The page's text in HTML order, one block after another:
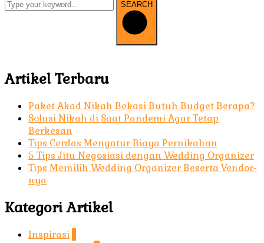
SEARCH
Artikel Terbaru
Paket Akad Nikah Bekasi Butuh Budget Berapa?
Solusi Nikah di Saat Pandemi Agar Tetap
Berkesan
Tips Cerdas Mengatur Biaya Pernikahan
5 Tips Jitu Negosiasi dengan Wedding Organizer
Tips Memilih Wedding Organizer Beserta Vendor-
nya
Kategori Artikel
Inspirasi